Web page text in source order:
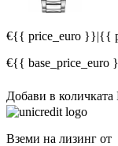
€{{ price_euro }}|{{
€{{
Добави в количката
Вземи на лизинг от